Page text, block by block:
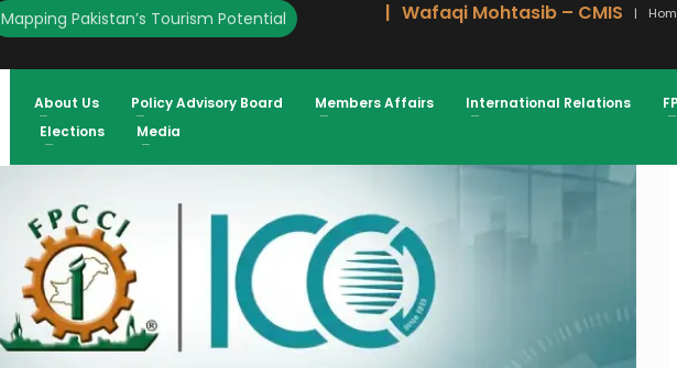
Mapping Pakistan’s Tourism Potential Wafaqi Mohtasib – CMIS
About Us Policy Advisory Board Members Affairs International Relations
Elections
Media